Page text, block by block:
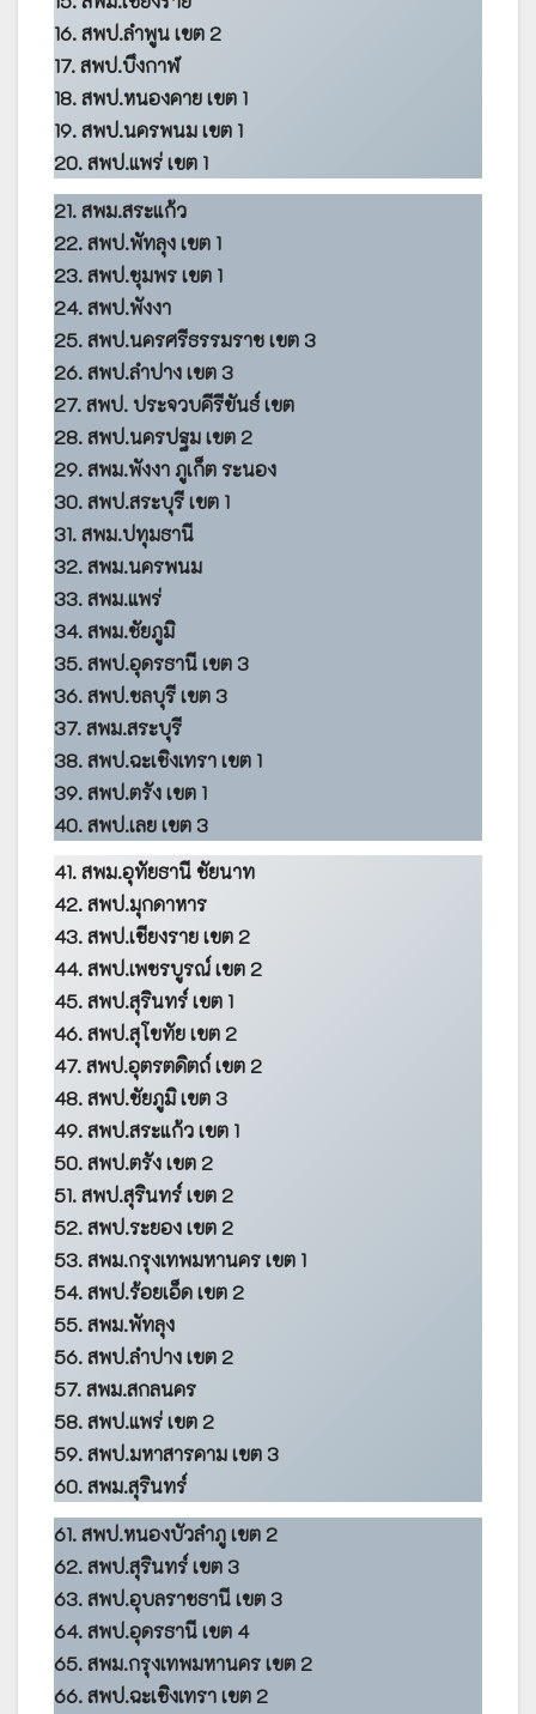
16. สพป.ลำพูน เขต 2
17. สพป.บึงกาฬ
18. สพป.หนองคาย เขต 1
19. สพป.นครพนม เขต 1
20. สพป.แพร่ เขต 1
21. สพม.สระแก้ว
22. สพป.พัทลุง เขต 1
23. สพป.ชุมพร เขต 1
24. สพป.พังงา
25. สพป.นครศรีธรรมราช เขต 3
26. สพป.ลำปาง เขต 3
27. สพป. ประจวบคีรีขันธ์ เขต
28. สพป.นครปฐม เขต 2
29. สพม.พังงา ภูเก็ต ระนอง
30. สพป.สระบุรี เขต 1
31. สพม.ปทุมธานี
32. สพม.นครพนม
33. สพม.แพร่
34. สพม.ชัยภูมิ
35. สพป.อุดรธานี เขต 3
36. สพป.ชลบุรี เขต 3
37. สพม.สระบุรี
38. สพป.ฉะเชิงเทรา เขต 1
39. สพป.ตรัง เขต 1
40. สพป.เลย เขต 3
41. สพม.อุทัยธานี ชัยนาท
42. สพป.มุกดาหาร
43. สพป.เชียงราย เขต 2
44. สพป.เพชรบูรณ์ เขต 2
45. สพป.สุรินทร์ เขต 1
46. สพป.สุโขทัย เขต 2
47. สพป.อุตรตดิตถ์ เขต 2
48. สพป.ชัยภูมิ เขต 3
49. สพป.สระแก้ว เขต 1
50. สพป.ตรัง เขต 2
51. สพป.สุรินทร์ เขต 2
52. สพป.ระยอง เขต 2
53. สพม.กรุงเทพมหานคร เขต 1
54. สพป.ร้อยเอ็ด เขต 2
55. สพม.พัทลุง
56. สพป.ลำปาง เขต 2
57. สพม.สกลนคร
58. สพป.แพร่ เขต 2
59. สพป.มหาสารคาม เขต 3
60. สพม.สุรินทร์
61. สพป.หนองบัวลำภู เขต 2
62. สพป.สุรินทร์ เขต 3
63. สพป.อุบลราชธานี เขต 3
64. สพป.อุดรธานี เขต 4
65. สพม.กรุงเทพมหานคร เขต 2
66. สพป.ฉะเชิงเทรา เขต 2